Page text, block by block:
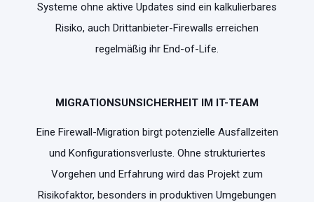
Systeme ohne aktive Updates sind ein kalkulierbares
Risiko, auch Drittanbieter-Firewalls erreichen
regelmäßig ihr End-of-Life.
MIGRATIONSUNSICHERHEIT IM IT-TEAM
Eine Firewall-Migration birgt potenzielle Ausfallzeiten
und Konfigurationsverluste. Ohne strukturiertes
Vorgehen und Erfahrung wird das Projekt zum
Risikofaktor, besonders in produktiven Umgebungen